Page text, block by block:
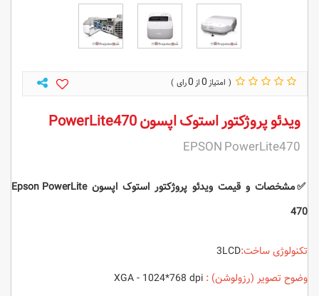
0
0
ویدئو پروژکتور استوک اپسون PowerLite470
EPSON PowerLite470
✅مشخصات و قیمت ویدئو پروژکتور استوک اپسون Epson PowerLite
470
تکنولوژی ساخت:3LCD
وضوح تصویر (رزولوشن) : XGA - 1024*768 dpi